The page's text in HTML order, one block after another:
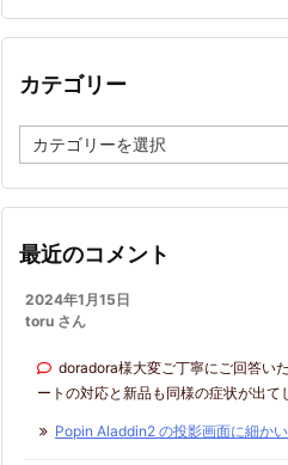
イ
カテゴリー
テ
リ
最近のコメント
2024年1月15日
toru さん
doradora様大変ご丁寧にご回答い
ートの対応と新品も同様の症状が出て
Popin Aladdin2 の投影画面に細か